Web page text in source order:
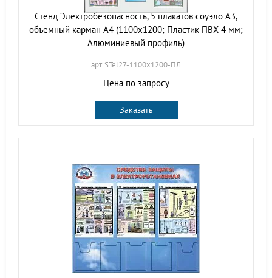
Стенд Электробезопасность, 5 плакатов соуэло А3,
объемный карман А4 (1100х1200; Пластик ПВХ 4 мм;
Алюминиевый профиль)
арт. STel27-1100х1200-ПЛ
Цена по запросу
Заказать